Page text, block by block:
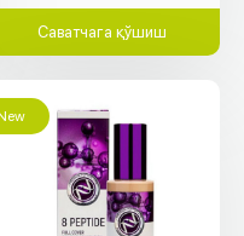
Саватчага қўшиш